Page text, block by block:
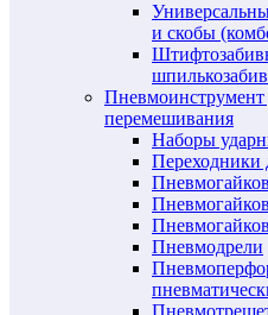
и скобы
Пневмоинструмент
перемешивания
Наборы
Переходники
Пневмодрели